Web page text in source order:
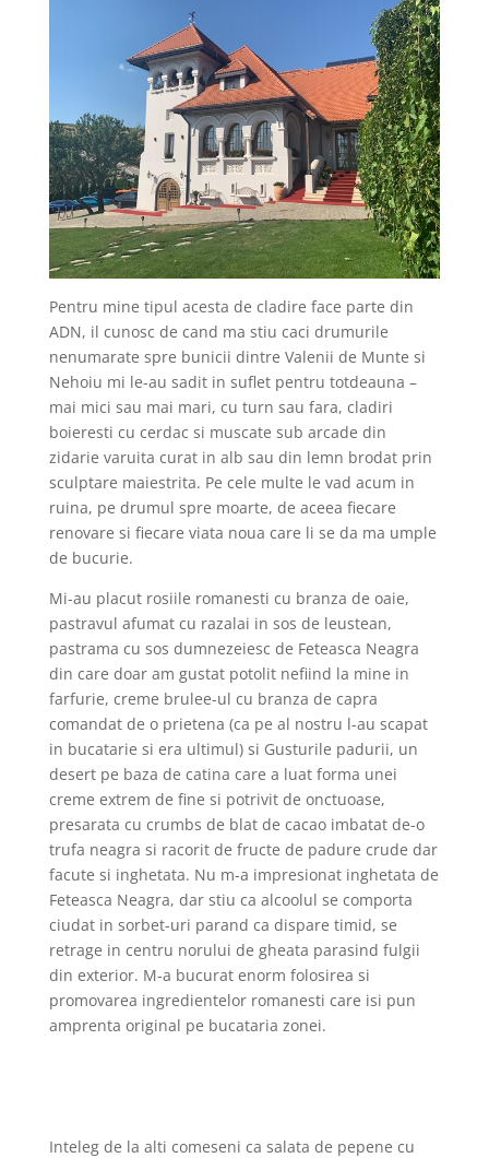
Pentru mine tipul acesta de cladire face parte din
ADN, il cunosc de cand ma stiu caci drumurile
nenumarate spre bunicii dintre Valenii de Munte si
Nehoiu mi le-au sadit in suflet pentru totdeauna –
mai mici sau mai mari, cu turn sau fara, cladiri
boieresti cu cerdac si muscate sub arcade din
zidarie varuita curat in alb sau din lemn brodat prin
sculptare maiestrita. Pe cele multe le vad acum in
ruina, pe drumul spre moarte, de aceea fiecare
renovare si fiecare viata noua care li se da ma umple
de bucurie.
Mi-au placut rosiile romanesti cu branza de oaie,
pastravul afumat cu razalai in sos de leustean,
pastrama cu sos dumnezeiesc de Feteasca Neagra
din care doar am gustat potolit nefiind la mine in
farfurie, creme brulee-ul cu branza de capra
comandat de o prietena (ca pe al nostru l-au scapat
in bucatarie si era ultimul) si Gusturile padurii, un
desert pe baza de catina care a luat forma unei
creme extrem de fine si potrivit de onctuoase,
presarata cu crumbs de blat de cacao imbatat de-o
trufa neagra si racorit de fructe de padure crude dar
facute si inghetata. Nu m-a impresionat inghetata de
Feteasca Neagra, dar stiu ca alcoolul se comporta
ciudat in sorbet-uri parand ca dispare timid, se
retrage in centru norului de gheata parasind fulgii
din exterior. M-a bucurat enorm folosirea si
promovarea ingredientelor romanesti care isi pun
amprenta original pe bucataria zonei.
Inteleg de la alti comeseni ca salata de pepene cu